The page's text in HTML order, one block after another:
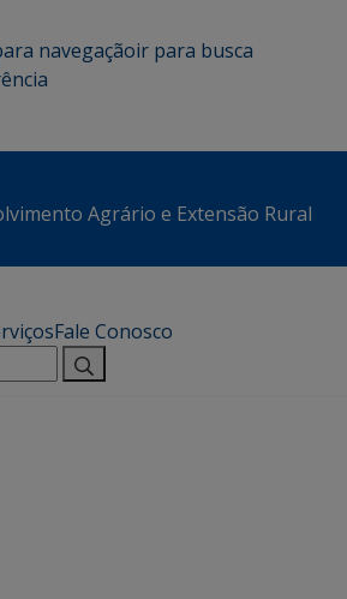
navegaçãoir para busca
Agrário e Extensão Rural
Fale Conosco